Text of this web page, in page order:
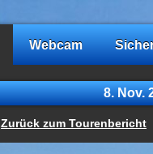
Webcam
8. Nov.
Zurück zum Tourenbericht